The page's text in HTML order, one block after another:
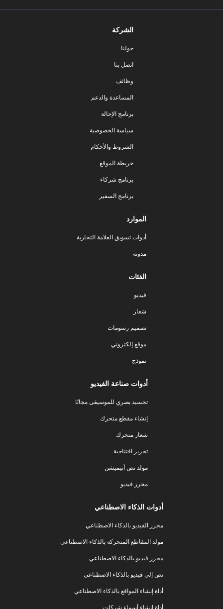
الشركة
حولنا
اتصل بنا
وظائف
المساعدة والدعم
برنامج الإحالة
سياسة الخصوصية
الشروط والأحكام
خريطة الموقع
برنامج شركاء
برنامج السفير
الموارد
أدوات تسويق العلامة التجارية
مدونة
الفئات
فيديو
شعار
تصميم رسومات
موقع إلكتروني
نموذج
أدوات صناعة الفيديو
تجسيد بصري للموسيقى مجانًا
إنشاء مقطع متحرك
شعار متحرك
تحرير افتتاحية
مولد نص أنيميشن
محرر فيديو
أدوات الذكاء الاصطناعي
محرر الفيديو بالذكاء الاصطناعي
مولد المقاطع المتحركة بالذكاء الاصطناعي
محرر فيديو بالذكاء الاصطناعي
نص إلى فيديو بالذكاء الاصطناعي
أداة إنشاء المواقع بالذكاء الاصطناعي
أداة إنشاء أسماء شركات